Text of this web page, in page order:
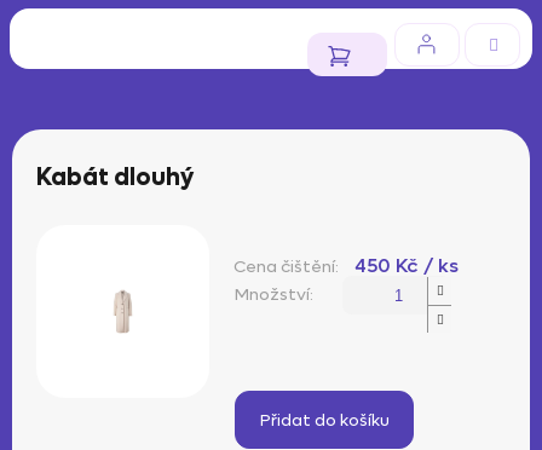
Přejít
na
obsah
NÁKUPNÍ
Kabát dlouhý
450 Kč / ks
Měrná
Přidat do košíku